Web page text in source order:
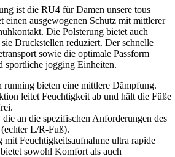
ist die RU4 für Damen unsere tous
einen ausgewogenen Schutz mit mittlerer
Die Polsterung bietet auch
Druckstellen reduziert. Der schnelle
sowie die optimale Passform
sportliche jogging Einheiten.
running bieten eine mittlere Dämpfung.
leitet Feuchtigkeit ab und hält die Füße
an die spezifischen Anforderungen des
(echter L/R-Fuß).
Feuchtigkeitsaufnahme ultra rapide
sowohl Komfort als auch